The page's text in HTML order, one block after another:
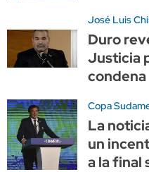
José Luis
Duro
Justicia
condena
Copa
La
un
a la final